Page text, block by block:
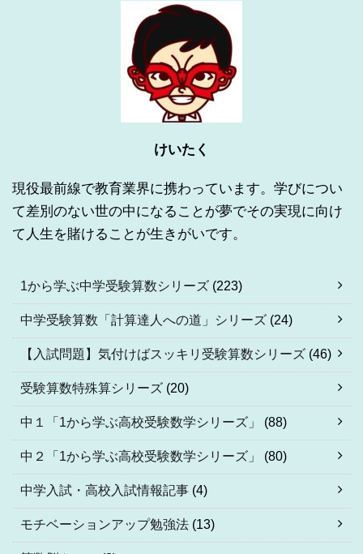
けいたく
現役最前線で教育業界に携わっています。学びについ
て差別のない世の中になることが夢でその実現に向け
て人生を賭けることが生きがいです。
1から学ぶ中学受験算数シリーズ (223)
中学受験算数「計算達人への道」シリーズ (24)
【入試問題】気付けばスッキリ受験算数シリーズ (46)
受験算数特殊算シリーズ (20)
中１「1から学ぶ高校受験数学シリーズ」 (88)
中２「1から学ぶ高校受験数学シリーズ」 (80)
中学入試・高校入試情報記事 (4)
モチベーションアップ勉強法 (13)